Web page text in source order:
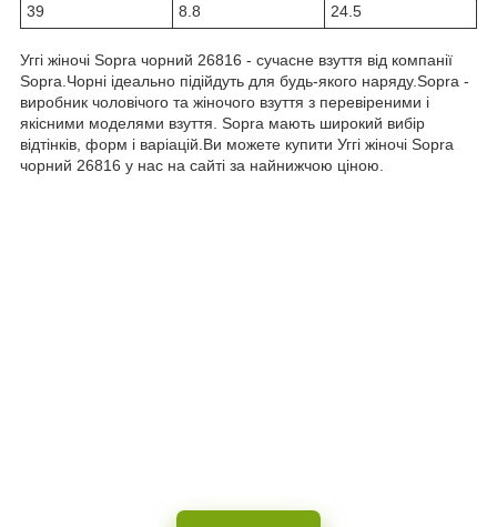
39
8.8 24.5
Уггі жіночі Sopra чорний 26816 - сучасне взуття від компанії
Sopra.Чорні ідеально підійдуть для будь-якого наряду.Sopra -
виробник чоловічого та жіночого взуття з перевіреними і
якісними моделями взуття. Sopra мають широкий вибір
відтінків, форм і варіацій.Ви можете купити Уггі жіночі Sopra
чорний 26816 у нас на сайті за найнижчою ціною.